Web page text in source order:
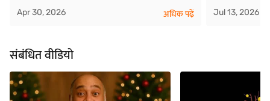
Apr 30, 2026
अधिक पढ़ें
Jul 13, 2026
संबंधित वीडियो